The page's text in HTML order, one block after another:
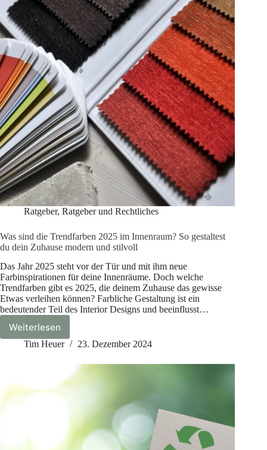
Strategien
für
dich
Ratgeber, Ratgeber und Rechtliches
Was sind die Trendfarben 2025 im Innenraum? So gestaltest
du dein Zuhause modern und stilvoll
Das Jahr 2025 steht vor der Tür und mit ihm neue
Farbinspirationen für deine Innenräume. Doch welche
Trendfarben gibt es 2025, die deinem Zuhause das gewisse
Etwas verleihen können? Farbliche Gestaltung ist ein
bedeutender Teil des Interior Designs und beeinflusst…
Weiterlesen
Was
sind
Trendfarben
im
Tim Heuer 23. Dezember 2024